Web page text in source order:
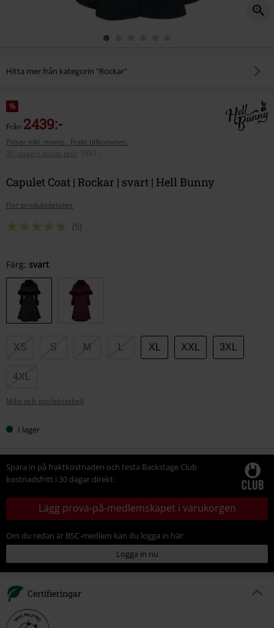
Hitta mer från kategorin "Rockar"
%
Från 2439:-
Priser inkl. moms., Frakt tillkommer.
30-dagars bästa pris
1561:-
Capulet Coat | Rockar | svart | Hell Bunny
Fler produktdetaljer
(5)
Välj
din
storlek
Färg: svart
XS S M XL XXL 3XL
4XL
Mått och storlekstabell
I lager
Spara in på fraktkostnaden och testa Backstage Club
kostnadsfritt i 30 dagar direkt:
Lägg prova-på-medlemskapet i varukorgen
Om du redan är BSC-medlem kan du logga in här:
Logga in nu
Certifieringar